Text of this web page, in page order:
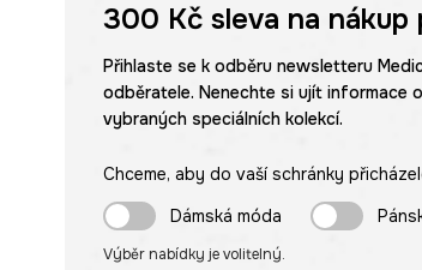
300 Kčsleva na nákup
Přihlaste se k odběru newsletteru
odběratele. Nenechte si ujít informace
vybraných speciálních kolekcí.
Chceme, aby do vaší schránky
Dámská móda
Výběr nabídky je volitelný.